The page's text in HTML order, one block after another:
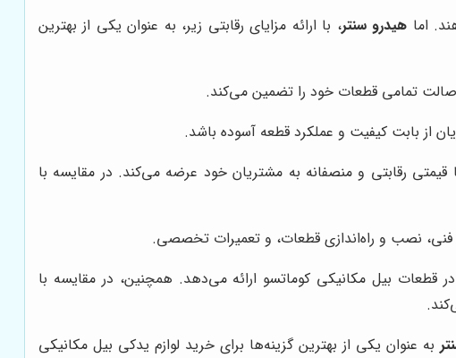
اما هیدرو سنتر، با ارائه مزایای رقابتی زیر، به عنوان یکی از بهترین
تمامی قطعات خود را تضمین می‌کند.
از بابت کیفیت و عملکرد قطعه آسوده باشد.
رقابتی و منصفانه به مشتریان خود عرضه می‌کند. در مقایسه با
فنی، نصب و راه‌اندازی قطعات، و تعمیرات تخصصی.
قطعات بیل مکانیکی کوماتسو ارائه می‌دهد. همچنین، در مقایسه با
به عنوان یکی از بهترین گزینه‌ها برای خرید لوازم یدکی بیل مکانیکی